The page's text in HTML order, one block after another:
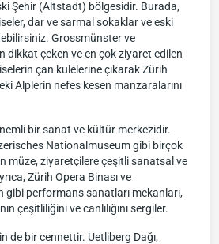
Şehir (Altstadt) bölgesidir. Burada,
dar ve sarmal sokaklar ve eski
Grossmünster ve
dikkat çeken ve en çok ziyaret edilen
çan kulelerine çıkarak Zürih
Alplerin nefes kesen manzaralarını
bir sanat ve kültür merkezidir.
Nationalmuseum gibi birçok
müze, ziyaretçilere çeşitli sanatsal ve
Zürih Opera Binası ve
gibi performans sanatları mekanları,
çeşitliliğini ve canlılığını sergiler.
de bir cennettir. Uetliberg Dağı,